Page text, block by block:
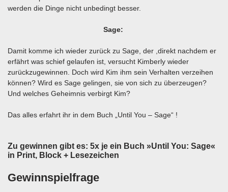
werden die Dinge nicht unbedingt besser.
Sage:
Damit komme ich wieder zurück zu Sage, der ,direkt nachdem er
erfährt was schief gelaufen ist, versucht Kimberly wieder
zurückzugewinnen. Doch wird Kim ihm sein Verhalten verzeihen
können? Wird es Sage gelingen, sie von sich zu überzeugen?
Und welches Geheimnis verbirgt Kim?
Das alles erfahrt ihr in dem Buch „Until You – Sage“ !
Zu gewinnen gibt es: 5x je ein Buch »Until You: Sage«
in Print, Block + Lesezeichen
Gewinnspielfrage